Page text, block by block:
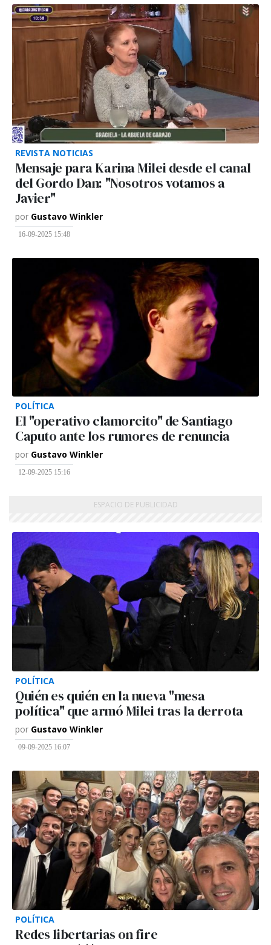
REVISTA NOTICIAS
Mensaje para Karina Milei desde el canal
del Gordo Dan: "Nosotros votamos a
Javier"
por Gustavo Winkler
16-09-2025 15:48
POLÍTICA
El "operativo clamorcito" de Santiago
Caputo ante los rumores de renuncia
por Gustavo Winkler
12-09-2025 15:16
POLÍTICA
Quién es quién en la nueva "mesa
política" que armó Milei tras la derrota
por Gustavo Winkler
09-09-2025 16:07
POLÍTICA
Redes libertarias on fire